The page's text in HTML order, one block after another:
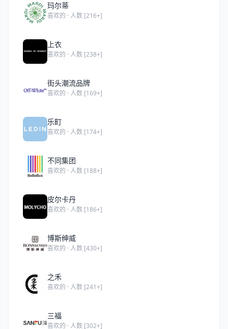
玛尔蒂
喜欢的 · 人数 [216+]
上衣
喜欢的 · 人数 [238+]
街头潮流品牌
喜欢的 · 人数 [169+]
乐町
喜欢的 · 人数 [174+]
不同集团
喜欢的 · 人数 [188+]
皮尔卡丹
喜欢的 · 人数 [186+]
博斯绅威
喜欢的 · 人数 [430+]
之禾
喜欢的 · 人数 [241+]
三福
喜欢的 · 人数 [302+]